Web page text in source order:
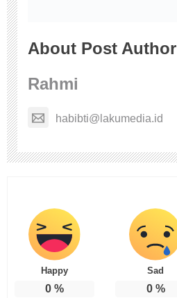
About Post Author
Rahmi
habibti@lakumedia.id
Happy
0 %
Sad
0%